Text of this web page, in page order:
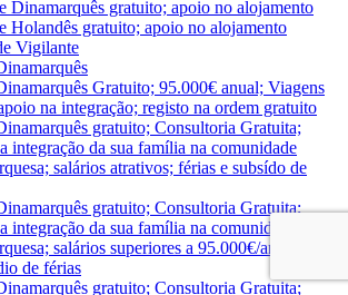
Dinamarquês gratuito; apoio no alojamento
Holandês gratuito; apoio no alojamento
Vigilante
Gratuito; 95.000€ anual; Viagens
na integração; registo na ordem gratuito
gratuito; Consultoria Gratuita;
integração da sua família na comunidade
salários atrativos; férias e subsído de
gratuito; Consultoria Gratuita;
integração da sua família na comunidade
salários superiores a 95.000€/ano; férias
de férias
gratuito; Consultoria Gratuita;